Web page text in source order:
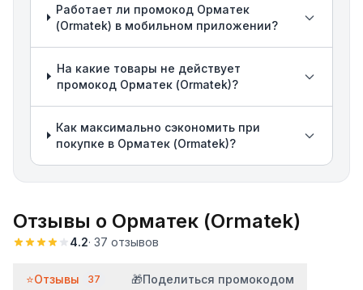
Работает ли промокод Орматек
(Ormatek) в мобильном приложении?
На какие товары не действует
промокод Орматек (Ormatek)?
Как максимально сэкономить при
покупке в Орматек (Ormatek)?
Отзывы о Орматек (Ormatek)
4.2· 37 отзывов
⭐Отзывы 37 🎁Поделиться промокодом